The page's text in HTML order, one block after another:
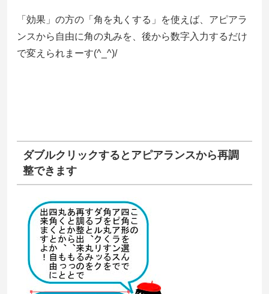
「効果」の方の「角を丸くする」を使えば、アピアラ
ンスから自由に角の丸みを、後から数字入力するだけ
で変えられまーす(^_^)/
ダブルクリックするとアピアランスから再調
整できます